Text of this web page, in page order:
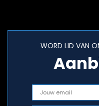
WORD LID VAN